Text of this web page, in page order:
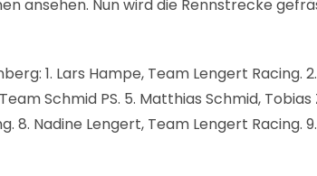
ansehen. Nun wird die Rennstrecke
1. Lars Hampe, Team Lengert Racing.
Schmid PS. 5. Matthias Schmid,
8. Nadine Lengert, Team Lengert Racing.